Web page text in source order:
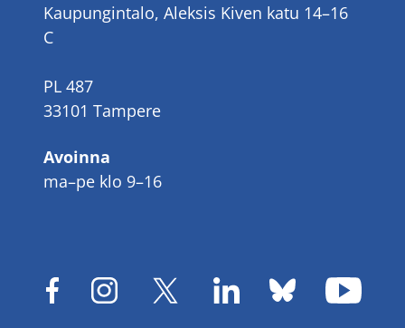
Kaupungintalo, Aleksis Kiven katu 14–16
C
PL 487
33101 Tampere
Avoinna
ma–pe klo 9–16